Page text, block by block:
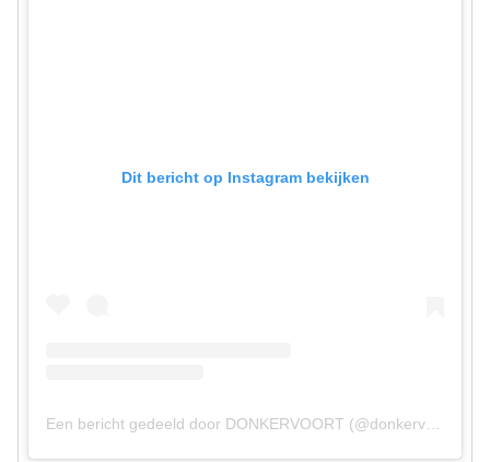
Dit bericht op Instagram bekijken
Een bericht gedeeld door DONKERVOORT (@donkervoortcars)